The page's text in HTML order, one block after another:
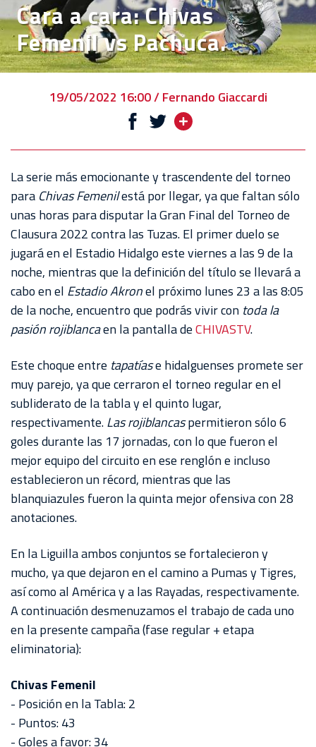
VENTA
DE
BOLETOS
CHIVABONOS
REBAÑO
CHIVAS
TIENDA
CHIVAS
CHIVASTV
ESTADIO
AKRON
TOUR
ESTADIO
AKRON
Cara a cara: Chivas
Femenil vs Pachuca.
19/05/2022 16:00 / Fernando Giaccardi
La serie más emocionante y trascendente del torneo
para Chivas Femenilestá por llegar, ya que faltan sólo
unas horas para disputar la Gran Final del Torneo de
Clausura 2022 contra las Tuzas. El primer duelo se
jugará en el Estadio Hidalgo este viernes a las 9 de la
noche, mientras que la definición del título se llevará a
cabo en el Estadio Akronel próximo lunes 23 a las 8:05
de la noche, encuentro que podrás vivir con toda la
pasión rojiblancaen la pantalla deCHIVASTV.
Este choque entre tapatíase hidalguenses promete ser
muy parejo, ya que cerraron el torneo regular en el
subliderato de la tabla y el quinto lugar,
respectivamente.Las rojiblancaspermitieron sólo 6
goles durante las 17 jornadas, con lo que fueron el
mejor equipo del circuito en ese renglón e incluso
establecieron un récord, mientras que las
blanquiazules fueron la quinta mejor ofensiva con 28
anotaciones.
En la Liguilla ambos conjuntos se fortalecieron y
mucho, ya que dejaron en el camino a Pumas y Tigres,
así como al América y a las Rayadas, respectivamente.
A continuación desmenuzamos el trabajo de cada uno
en la presente campaña (fase regular + etapa
eliminatoria):
Chivas Femenil
- Posición en la Tabla: 2
- Puntos: 43
- Goles a favor: 34